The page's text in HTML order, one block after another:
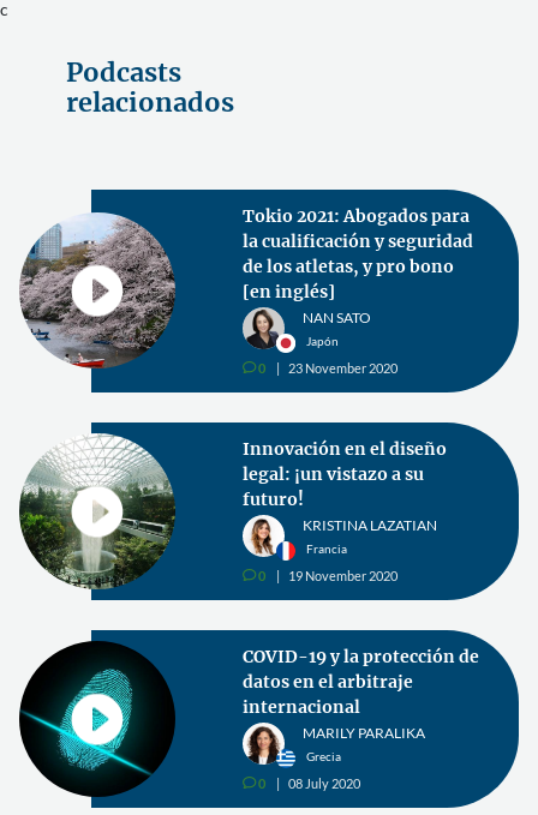
c
Podcasts
relacionados
Libro: Marketing legal de
un bufete competente a uno
competitivo. Cómo lograrlo
(Parte 2)
FRANCESC DOMÍNGUEZ
España
v0 25 June 2020
Introducción del trabajo
telemático: Desafíos de la
protección de datos durante
el COVID-19
FRANZISKA NEUGEBAUER
Alemania
v0 22 June 2020
Libro: La comercialización
jurídica de un bufete de
abogados competente a uno
competitivo. Cómo lograrlo
(Parte 1)
FRANCESC DOMÍNGUEZ